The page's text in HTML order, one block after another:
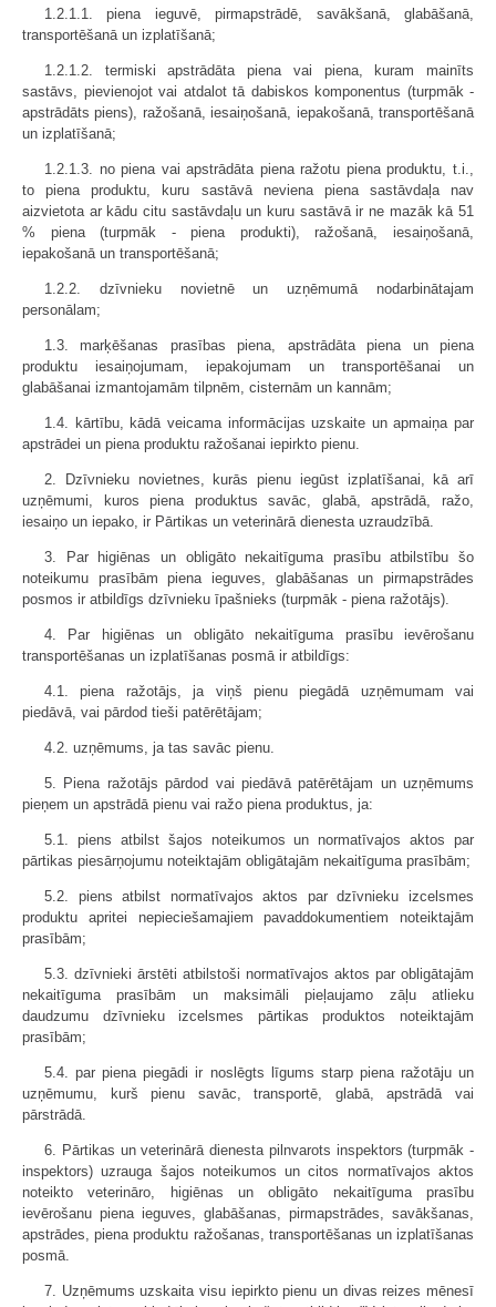
1.2.1.1. piena ieguvē, pirmapstrādē, savākšanā, glabāšanā,
transportēšanā un izplatīšanā;
1.2.1.2. termiski apstrādāta piena vai piena, kuram mainīts
sastāvs, pievienojot vai atdalot tā dabiskos komponentus (turpmāk -
apstrādāts piens), ražošanā, iesaiņošanā, iepakošanā, transportēšanā
un izplatīšanā;
1.2.1.3. no piena vai apstrādāta piena ražotu piena produktu, t.i.,
to piena produktu, kuru sastāvā neviena piena sastāvdaļa nav
aizvietota ar kādu citu sastāvdaļu un kuru sastāvā ir ne mazāk kā 51
% piena (turpmāk - piena produkti), ražošanā, iesaiņošanā,
iepakošanā un transportēšanā;
1.2.2. dzīvnieku novietnē un uzņēmumā nodarbinātajam
personālam;
1.3. marķēšanas prasības piena, apstrādāta piena un piena
produktu iesaiņojumam, iepakojumam un transportēšanai un
glabāšanai izmantojamām tilpnēm, cisternām un kannām;
1.4. kārtību, kādā veicama informācijas uzskaite un apmaiņa par
apstrādei un piena produktu ražošanai iepirkto pienu.
2. Dzīvnieku novietnes, kurās pienu iegūst izplatīšanai, kā arī
uzņēmumi, kuros piena produktus savāc, glabā, apstrādā, ražo,
iesaiņo un iepako, ir Pārtikas un veterinārā dienesta uzraudzībā.
3. Par higiēnas un obligāto nekaitīguma prasību atbilstību šo
noteikumu prasībām piena ieguves, glabāšanas un pirmapstrādes
posmos ir atbildīgs dzīvnieku īpašnieks (turpmāk - piena ražotājs).
4. Par higiēnas un obligāto nekaitīguma prasību ievērošanu
transportēšanas un izplatīšanas posmā ir atbildīgs:
4.1. piena ražotājs, ja viņš pienu piegādā uzņēmumam vai
piedāvā, vai pārdod tieši patērētājam;
4.2. uzņēmums, ja tas savāc pienu.
5. Piena ražotājs pārdod vai piedāvā patērētājam un uzņēmums
pieņem un apstrādā pienu vai ražo piena produktus, ja:
5.1. piens atbilst šajos noteikumos un normatīvajos aktos par
pārtikas piesārņojumu noteiktajām obligātajām nekaitīguma prasībām;
5.2. piens atbilst normatīvajos aktos par dzīvnieku izcelsmes
produktu apritei nepieciešamajiem pavaddokumentiem noteiktajām
prasībām;
5.3. dzīvnieki ārstēti atbilstoši normatīvajos aktos par obligātajām
nekaitīguma prasībām un maksimāli pieļaujamo zāļu atlieku
daudzumu dzīvnieku izcelsmes pārtikas produktos noteiktajām
prasībām;
5.4. par piena piegādi ir noslēgts līgums starp piena ražotāju un
uzņēmumu, kurš pienu savāc, transportē, glabā, apstrādā vai
pārstrādā.
6. Pārtikas un veterinārā dienesta pilnvarots inspektors (turpmāk -
inspektors) uzrauga šajos noteikumos un citos normatīvajos aktos
noteikto veterināro, higiēnas un obligāto nekaitīguma prasību
ievērošanu piena ieguves, glabāšanas, pirmapstrādes, savākšanas,
apstrādes, piena produktu ražošanas, transportēšanas un izplatīšanas
posmā.
7. Uzņēmums uzskaita visu iepirkto pienu un divas reizes mēnesī